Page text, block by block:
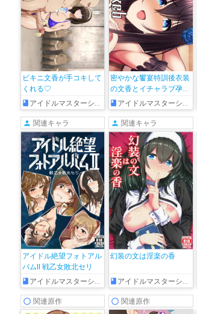
ビキニ文香が手コキして
くれる♡
アイドルマスターシンデレラガールズ
密やかな饗宴特訓後衣装
の文香とイチャラブ孕ま
せ初めてえっち
アイドルマスターシンデレラガールズ
関連キャラ
アイドル絶望フォトアル
バムII 戦乙女敗北セリ
アイドルマスターシンデレラガールズ
関連キャラ
幻装の文は淫楽の香
アイドルマスターシンデレラガールズ
関連原作 関連原作